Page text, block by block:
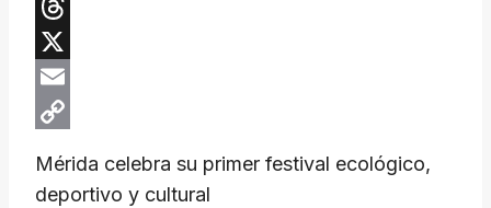
Telegram
Threads
X
Email
Link
Mérida celebra su primer festival ecológico,
deportivo y cultural